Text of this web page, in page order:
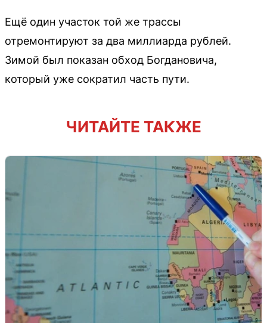
Ещё один участок той же трассы
отремонтируют за два миллиарда рублей.
Зимой был показан обход Богдановича,
который уже сократил часть пути.
ЧИТАЙТЕ ТАКЖЕ